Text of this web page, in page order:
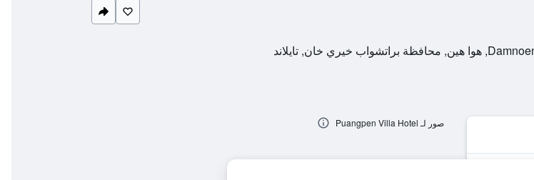
صور لـ Puangpen Villa Hotel